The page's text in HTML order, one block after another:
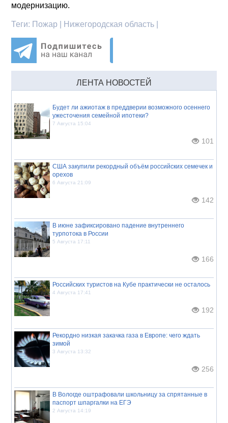
модернизацию.
Теги: Пожар | Нижегородская область |
ЛЕНТА НОВОСТЕЙ
Будет ли ажиотаж в преддверии возможного осеннего
ужесточения семейной ипотеки?
7 Августа 15:04
101
США закупили рекордный объём российских семечек и
орехов
6 Августа 21:09
142
В июне зафиксировано падение внутреннего
турпотока в России
5 Августа 17:11
166
Российских туристов на Кубе практически не осталось
4 Августа 17:41
192
Рекордно низкая закачка газа в Европе: чего ждать
зимой
3 Августа 13:32
256
В Вологде оштрафовали школьницу за спрятанные в
паспорт шпаргалки на ЕГЭ
2 Августа 14:19